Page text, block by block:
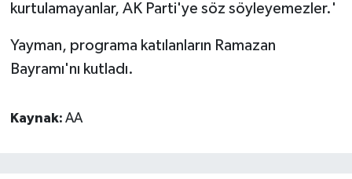
kurtulamayanlar, AK Parti'ye söz söyleyemezler.'
Yayman, programa katılanların Ramazan
Bayramı'nı kutladı.
Kaynak: AA